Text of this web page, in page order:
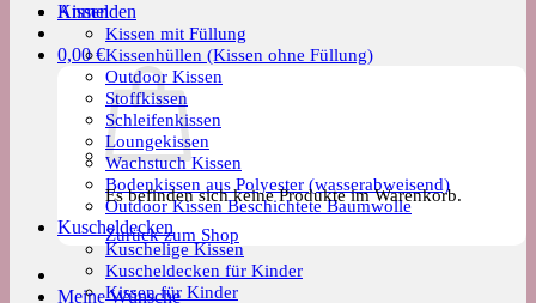
Kissen
Kissen mit Füllung
Kissenhüllen (Kissen ohne Füllung)
Outdoor Kissen
Stoffkissen
Schleifenkissen
Loungekissen
Wachstuch Kissen
Bodenkissen aus Polyester (wasserabweisend)
Outdoor Kissen Beschichtete Baumwolle
Kuscheldecken
Kuschelige Kissen
Kuscheldecken für Kinder
Kissen für Kinder
Anmelden
0,00€
Es befinden sich keine Produkte im Warenkorb.
Zurück zum Shop
Meine Wünsche